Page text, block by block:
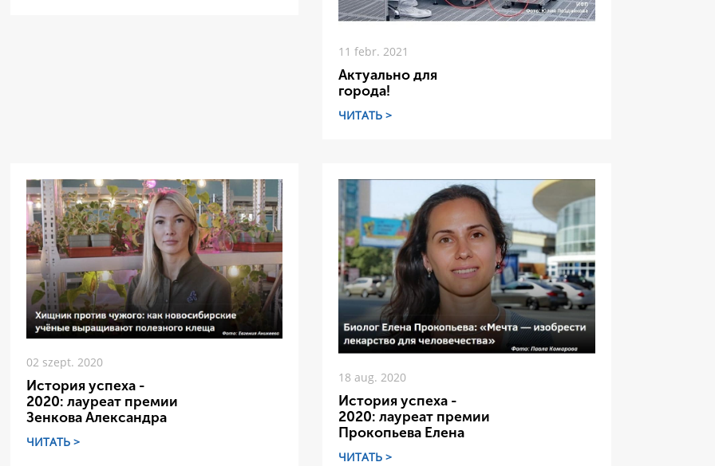
11 febr. 2021
Актуально для
города!
ЧИТАТЬ >
02 szept. 2020
История успеха -
2020: лауреат премии
Зенкова Александра
ЧИТАТЬ >
18 aug. 2020
История успеха -
2020: лауреат премии
Прокопьева Елена
ЧИТАТЬ >